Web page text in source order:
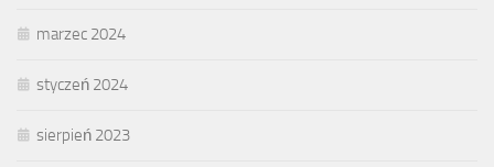
marzec 2024
styczeń 2024
sierpień 2023